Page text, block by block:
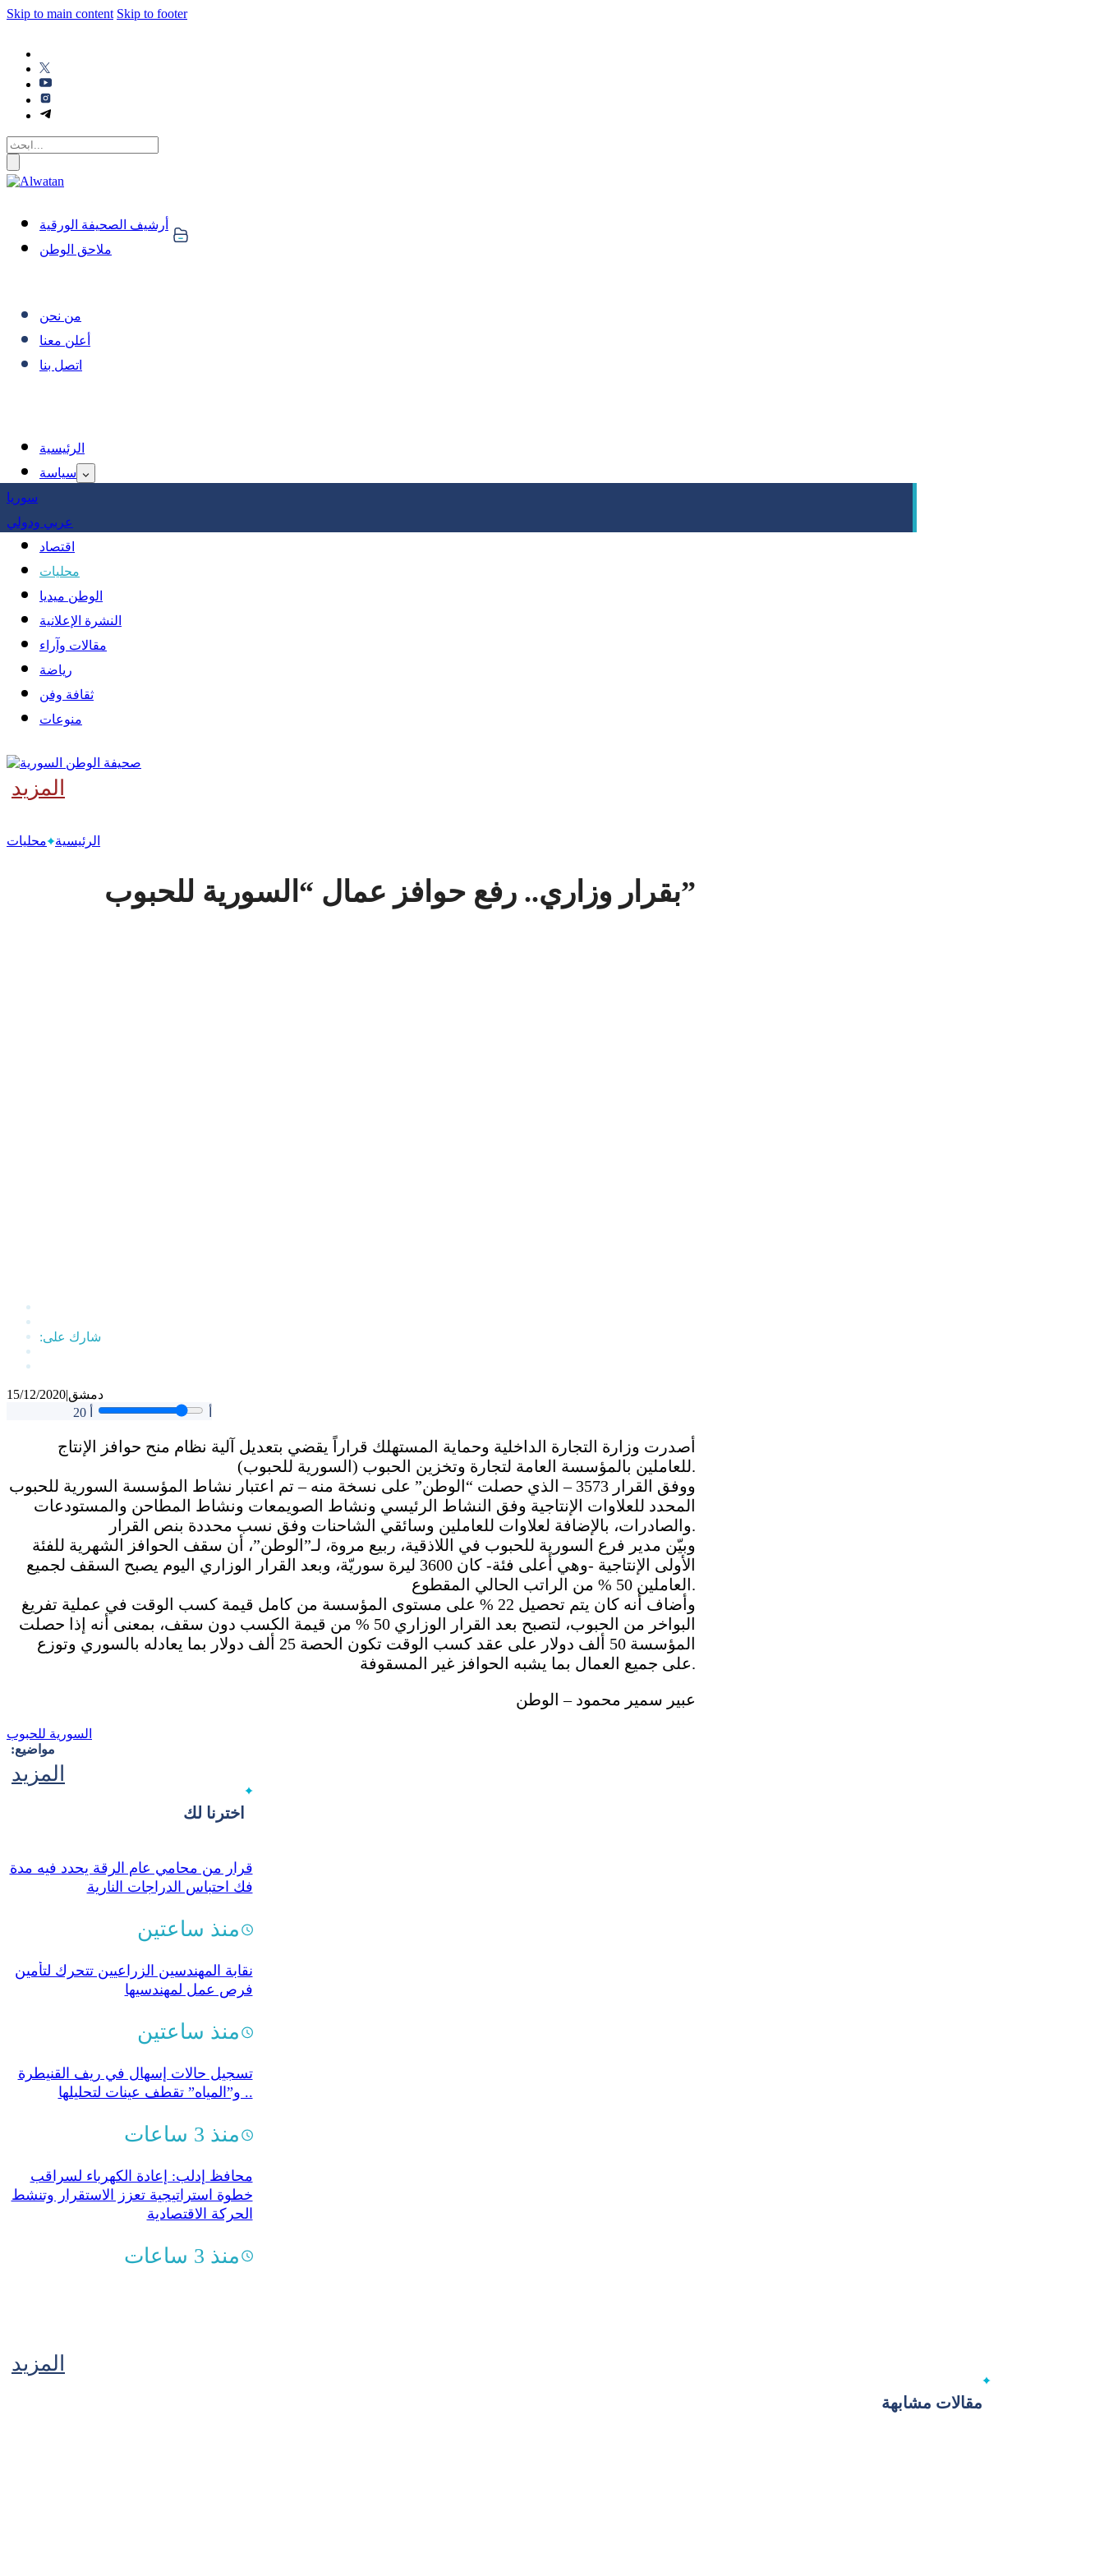
Skip to main content Skip to footer
أرشيف الصحيفة الورقية
ملاحق الوطن
من نحن
أعلن معنا
اتصل بنا
الرئيسية
سياسة
سوريا
عربي ودولي
اقتصاد
محليات
الوطن ميديا
النشرة الإعلانية
مقالات وآراء
رياضة
ثقافة وفن
منوعات
المزيد
الأخبار:‬
الرئيسية محليات
بقرار وزاري.. رفع حوافز عمال “السورية للحبوب”
15/12/2020|دمشق
20
أصدرت وزارة التجارة الداخلية وحماية المستهلك قراراً يقضي بتعديل آلية نظام منح حوافز الإنتاج
للعاملين بالمؤسسة العامة لتجارة وتخزين الحبوب (السورية للحبوب).
ووفق القرار 3573 – الذي حصلت “الوطن” على نسخة منه – تم اعتبار نشاط المؤسسة السورية للحبوب
المحدد للعلاوات الإنتاجية وفق النشاط الرئيسي ونشاط الصويمعات ونشاط المطاحن والمستودعات
والصادرات، بالإضافة لعلاوات للعاملين وسائقي الشاحنات وفق نسب محددة بنص القرار.
وبيّن مدير فرع السورية للحبوب في اللاذقية، ربيع مروة، لـ”الوطن”، أن سقف الحوافز الشهرية للفئة
الأولى الإنتاجية -وهي أعلى فئة- كان 3600 ليرة سوريّة، وبعد القرار الوزاري اليوم يصبح السقف لجميع
العاملين 50 % من الراتب الحالي المقطوع.
وأضاف أنه كان يتم تحصيل 22 % على مستوى المؤسسة من كامل قيمة كسب الوقت في عملية تفريغ
البواخر من الحبوب، لتصبح بعد القرار الوزاري 50 % من قيمة الكسب دون سقف، بمعنى أنه إذا حصلت
المؤسسة 50 ألف دولار على عقد كسب الوقت تكون الحصة 25 ألف دولار بما يعادله بالسوري وتوزع
على جميع العمال بما يشبه الحوافز غير المسقوفة.
عبير سمير محمود – الوطن
السورية للحبوب
مواضيع:
المزيد
اخترنا لك
قرار من محامي عام الرقة يحدد فيه مدة
فك احتباس الدراجات النارية
منذ ساعتين
نقابة المهندسين الزراعيين تتحرك لتأمين
فرص عمل لمهندسيها
منذ ساعتين
تسجيل حالات إسهال في ريف القنيطرة
.. و”المياه” تقطف عينات لتحليلها
منذ 3 ساعات
محافظ إدلب: إعادة الكهرباء لسراقب
خطوة استراتيجية تعزز الاستقرار وتنشط
الحركة الاقتصادية
منذ 3 ساعات
المزيد
مقالات مشابهة